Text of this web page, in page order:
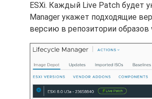
ESXi. Каждый Live Patch будет
Manager укажет подходящие
версию в репозитории образов